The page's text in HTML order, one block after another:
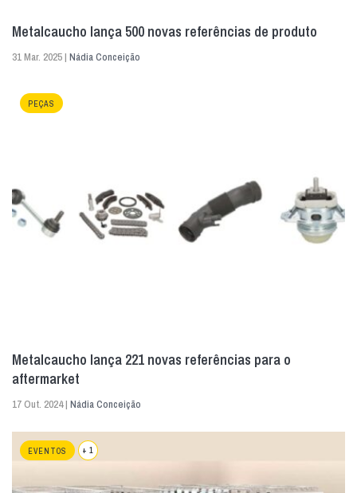
Metalcaucho lança 500 novas referências de produto
31 Mar. 2025 | Nádia Conceição
PEÇAS
Metalcaucho lança 221 novas referências para o
aftermarket
17 Out. 2024 | Nádia Conceição
EVENTOS + 1